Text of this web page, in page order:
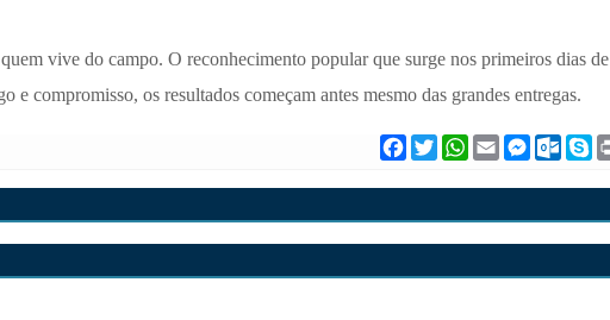
vive do campo. O reconhecimento popular que surge nos primeiros dias de
e compromisso, os resultados começam antes mesmo das grandes entregas.
a
b
k
w
t
W
h
s
p
E
m
l
M
e
e
e
O
u
o
.
S
k
e